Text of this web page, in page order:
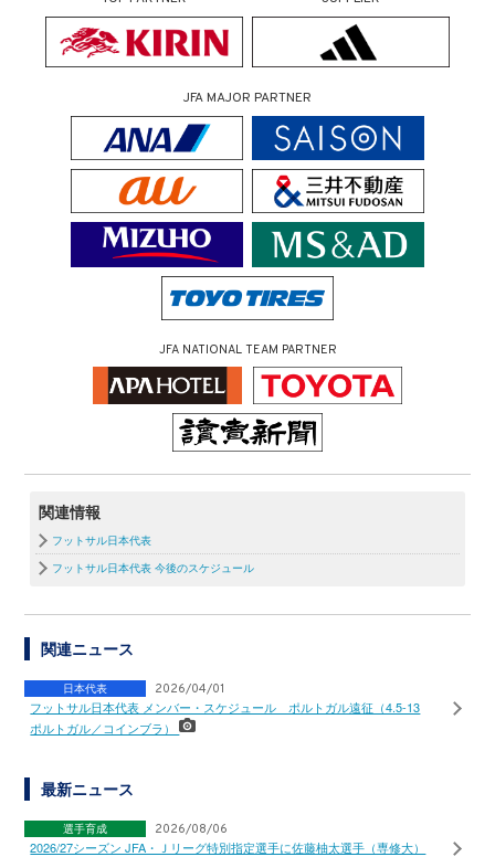
JFA MAJOR PARTNER
JFA NATIONAL TEAM PARTNER
関連情報
フットサル日本代表
フットサル日本代表 今後のスケジュール
関連ニュース
日本代表 2026/04/01
フットサル日本代表 メンバー・スケジュール ポルトガル遠征（4.5-13
ポルトガル／コインブラ）
最新ニュース
選手育成 2026/08/06
2026/27シーズン JFA・Ｊリーグ特別指定選手に佐藤柚太選手（専修大）